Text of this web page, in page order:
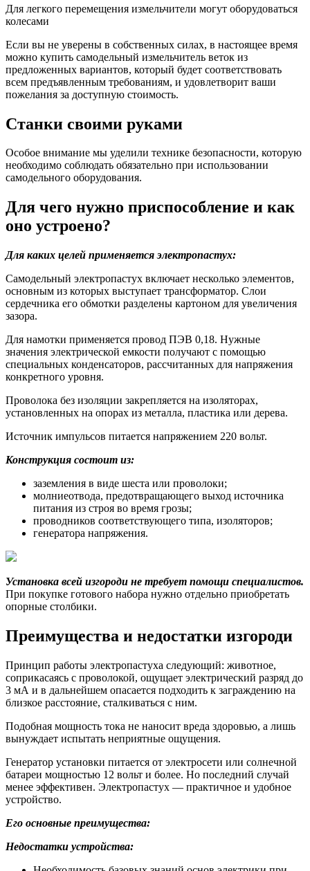
Для легкого перемещения измельчители могут оборудоваться
колесами
Если вы не уверены в собственных силах, в настоящее время
можно купить самодельный измельчитель веток из
предложенных вариантов, который будет соответствовать
всем предъявленным требованиям, и удовлетворит ваши
пожелания за доступную стоимость.
Станки своими руками
Особое внимание мы уделили технике безопасности, которую
необходимо соблюдать обязательно при использовании
самодельного оборудования.
Для чего нужно приспособление и как
оно устроено?
Для каких целей применяется электропастух:
Самодельный электропастух включает несколько элементов,
основным из которых выступает трансформатор. Слои
сердечника его обмотки разделены картоном для увеличения
зазора.
Для намотки применяется провод ПЭВ 0,18. Нужные
значения электрической емкости получают с помощью
специальных конденсаторов, рассчитанных для напряжения
конкретного уровня.
Проволока без изоляции закрепляется на изоляторах,
установленных на опорах из металла, пластика или дерева.
Источник импульсов питается напряжением 220 вольт.
Конструкция состоит из:
заземления в виде шеста или проволоки;
молниеотвода, предотвращающего выход источника
питания из строя во время грозы;
проводников соответствующего типа, изоляторов;
генератора напряжения.
Установка всей изгороди не требует помощи специалистов.
При покупке готового набора нужно отдельно приобретать
опорные столбики.
Преимущества и недостатки изгороди
Принцип работы электропастуха следующий: животное,
соприкасаясь с проволокой, ощущает электрический разряд до
3 мА и в дальнейшем опасается подходить к заграждению на
близкое расстояние, сталкиваться с ним.
Подобная мощность тока не наносит вреда здоровью, а лишь
вынуждает испытать неприятные ощущения.
Генератор установки питается от электросети или солнечной
батареи мощностью 12 вольт и более. Но последний случай
менее эффективен. Электропастух — практичное и удобное
устройство.
Его основные преимущества:
Недостатки устройства: